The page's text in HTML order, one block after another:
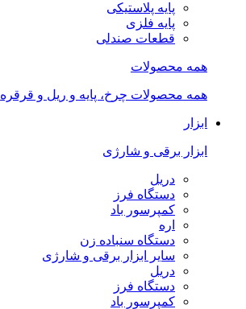
پایه پلاستیکی
پایه فلزی
قطعات صندلی
همه محصولات
همه محصولات چرخ، پایه و ریل و قرقره
ابزار
ابزار برقی و شارژی
دریل
دستگاه فرز
کمپرسور باد
اره
دستگاه سنباده زن
سایر ابزار برقی و شارژی
دریل
دستگاه فرز
کمپرسور باد